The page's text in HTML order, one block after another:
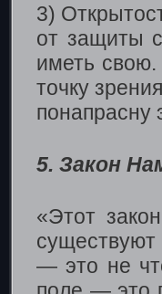
3)
от защиты
иметь
точку
понапрасну
5. Закон
«Этот
существуют
— это не